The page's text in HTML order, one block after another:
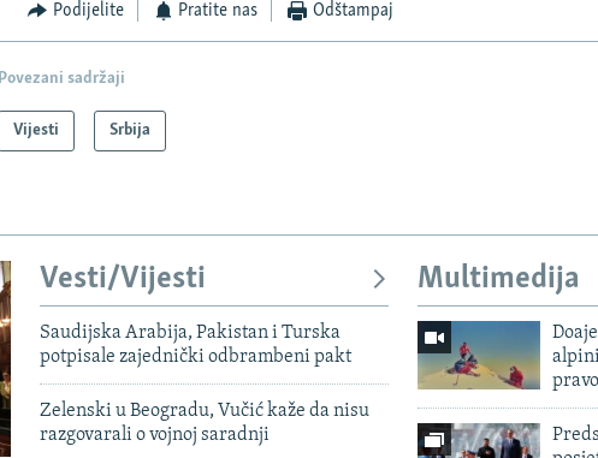
Podijelite Pratite nas Odštampaj
Povezani sadržaji
Vijesti Srbija
Vesti/Vijesti
Saudijska Arabija, Pakistan i Turska
potpisale zajednički odbrambeni pakt
Zelenski u Beogradu, Vučić kaže da nisu
razgovarali o vojnoj saradnji
Multimedija